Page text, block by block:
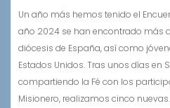
Un año más hemos tenido el
año 2024 se han encontrado más
diócesis de España, así como
Estados Unidos. Tras unos días en
compartiendo la Fé con los
Misionero, realizamos cinco